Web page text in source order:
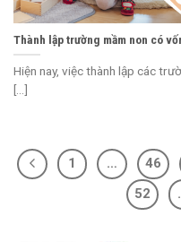
Thành lập trường mầm non có
Hiện nay, việc thành lập các
[...]
1 … 46
52